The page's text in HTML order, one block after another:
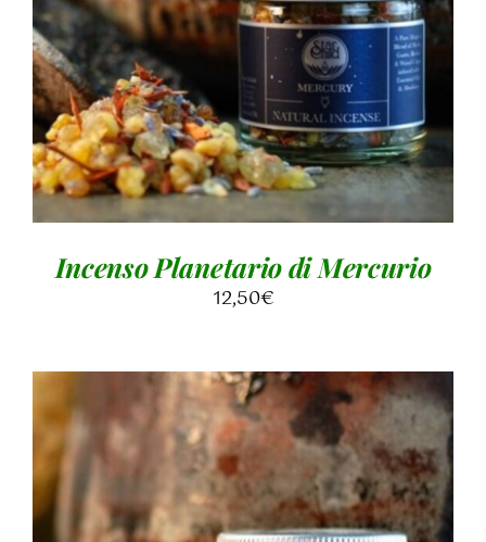
AGGIUNGI AL CARRELLO / DETTAGLI
Incenso Planetario di Mercurio
12,50€